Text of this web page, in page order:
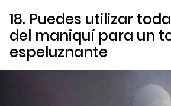
18. Puedes utilizar
del maniquí para un
espeluznante